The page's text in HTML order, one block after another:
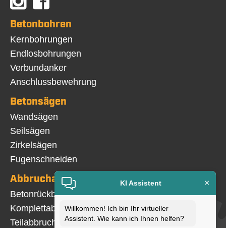
Betonbohren
Navigation
überspringen
Kernbohrungen
Endlosbohrungen
Verbundanker
Anschlussbewehrung
Betonsägen
Navigation
überspringen
Wandsägen
Seilsägen
Zirkelsägen
Fugenschneiden
Abbrucharbeiten
Navigation
überspringen
Betonrückbau
Komplettabbruch
Teilabbruch
KI Assistent ×
Willkommen! Ich bin Ihr virtueller
Assistent. Wie kann ich Ihnen helfen?